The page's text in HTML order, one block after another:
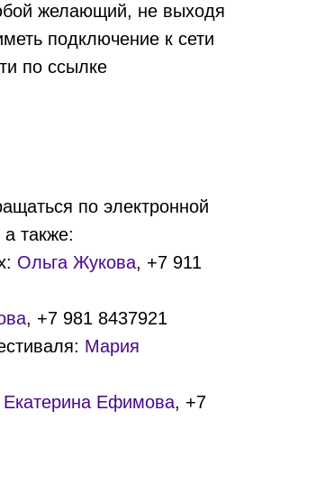
желающий, не выходя
подключение к сети
по ссылке
по электронной
а также:
Ольга Жукова, +7 911
, +7 981 8437921
Мария
Екатерина Ефимова, +7